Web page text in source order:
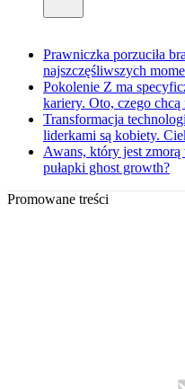
Prawniczka porzuciła
najszczęśliwszych
Pokolenie Z ma
kariery. Oto, czego chcą
Transformacja
liderkami są kobiety.
Awans, który jest
pułapki ghost growth?
Promowane treści